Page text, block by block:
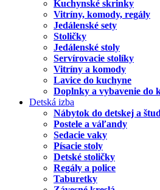
Kuchynské skrinky
Vitríny, komody, regály
Jedálenské sety
Stoličky
Jedálenské stoly
Servírovacie stolíky
Vitríny a komody
Lavice do kuchyne
Doplnky a vybavenie do
Detská izba
Nábytok do detskej a
Postele a váľandy
Sedacie vaky
Písacie stoly
Detské stoličky
Regály a police
Taburetky